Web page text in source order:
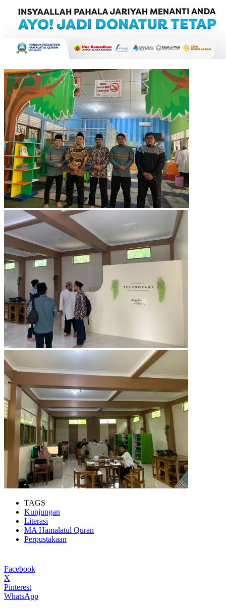
TAGS
Kunjungan
Literasi
MA Hamalatul Quran
Perpustakaan
Facebook
X
Pinterest
WhatsApp